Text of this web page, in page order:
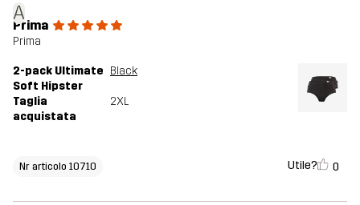
A
Prima
Prima
2-pack Ultimate
Soft Hipster
Black
Taglia
acquistata
2XL
Nr articolo 10710 Utile? 0